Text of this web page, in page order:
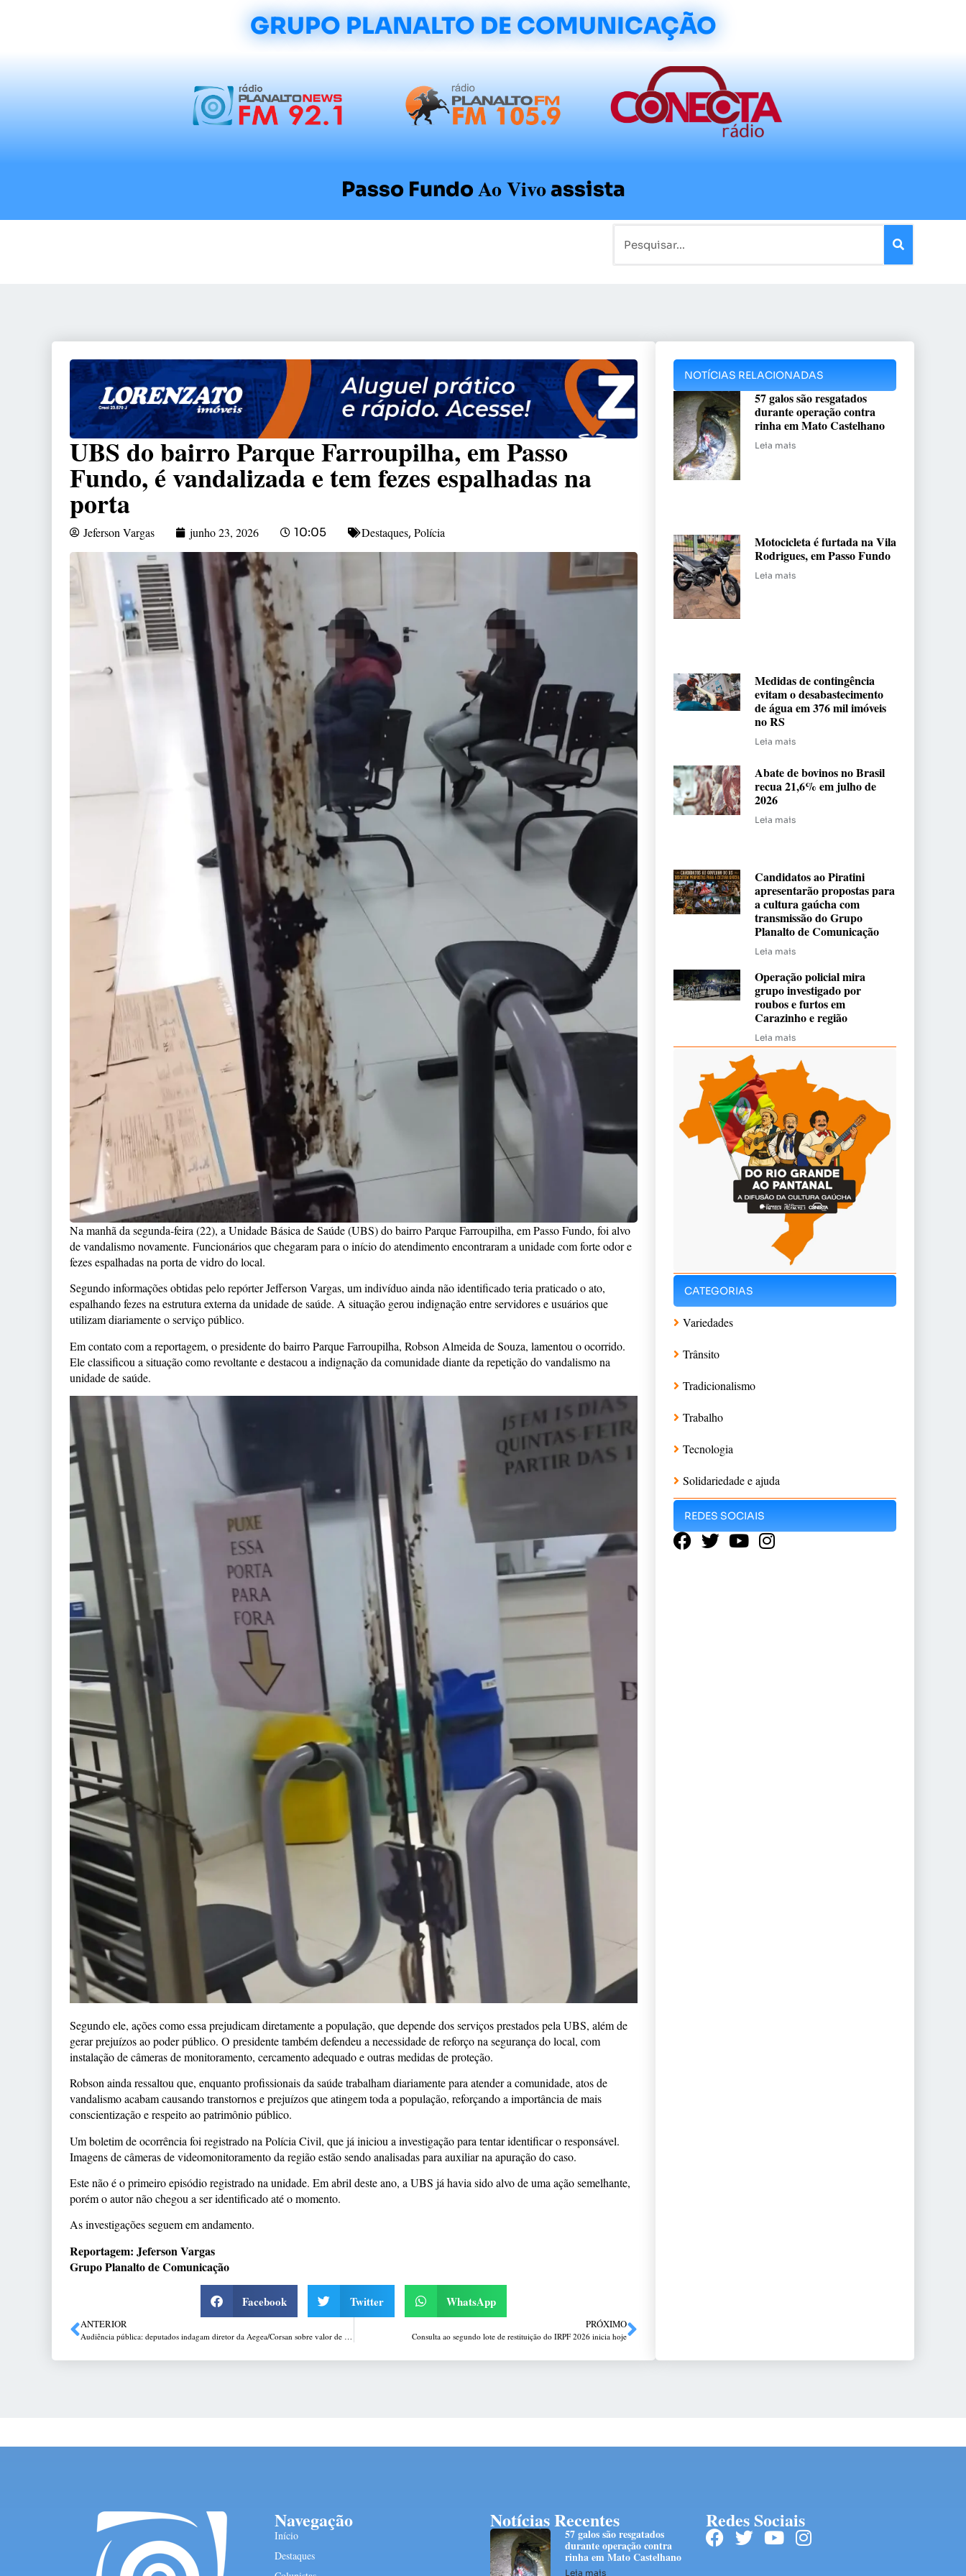
GRUPO PLANALTO DE COMUNICAÇÃO
Passo FundoAo Vivoassista
UBS do bairro Parque Farroupilha, em Passo
Fundo, é vandalizada e tem fezes espalhadas na
porta
Jeferson Vargas junho 23, 2026 10:05 Destaques, Polícia
Na manhã da segunda-feira (22), a Unidade Básica de Saúde (UBS) do bairro Parque Farroupilha, em Passo Fundo, foi alvo
de vandalismo novamente. Funcionários que chegaram para o início do atendimento encontraram a unidade com forte odor e
fezes espalhadas na porta de vidro do local.
Segundo informações obtidas pelo repórter Jefferson Vargas, um indivíduo ainda não identificado teria praticado o ato,
espalhando fezes na estrutura externa da unidade de saúde. A situação gerou indignação entre servidores e usuários que
utilizam diariamente o serviço público.
Em contato com a reportagem, o presidente do bairro Parque Farroupilha, Robson Almeida de Souza, lamentou o ocorrido.
Ele classificou a situação como revoltante e destacou a indignação da comunidade diante da repetição do vandalismo na
unidade de saúde.
Segundo ele, ações como essa prejudicam diretamente a população, que depende dos serviços prestados pela UBS, além de
gerar prejuízos ao poder público. O presidente também defendeu a necessidade de reforço na segurança do local, com
instalação de câmeras de monitoramento, cercamento adequado e outras medidas de proteção.
Robson ainda ressaltou que, enquanto profissionais da saúde trabalham diariamente para atender a comunidade, atos de
vandalismo acabam causando transtornos e prejuízos que atingem toda a população, reforçando a importância de mais
conscientização e respeito ao patrimônio público.
Um boletim de ocorrência foi registrado na Polícia Civil, que já iniciou a investigação para tentar identificar o responsável.
Imagens de câmeras de videomonitoramento da região estão sendo analisadas para auxiliar na apuração do caso.
Este não é o primeiro episódio registrado na unidade. Em abril deste ano, a UBS já havia sido alvo de uma ação semelhante,
porém o autor não chegou a ser identificado até o momento.
As investigações seguem em andamento.
Reportagem: Jeferson Vargas
Grupo Planalto de Comunicação
Facebook Twitter WhatsApp
ANTERIOR
Audiência pública: deputados indagam diretor da Aegea/Corsan sobre valor de tarifas de água e esgoto no RS
PRÓXIMO
Consulta ao segundo lote de restituição do IRPF 2026 inicia hoje
NOTÍCIAS RELACIONADAS
57 galos são resgatados
durante operação contra
rinha em Mato Castelhano
Leia mais
Motocicleta é furtada na Vila
Rodrigues, em Passo Fundo
Leia mais
Medidas de contingência
evitam o desabastecimento
de água em 376 mil imóveis
no RS
Leia mais
Abate de bovinos no Brasil
recua 21,6% em julho de
2026
Leia mais
Candidatos ao Piratini
apresentarão propostas para
a cultura gaúcha com
transmissão do Grupo
Planalto de Comunicação
Leia mais
Operação policial mira
grupo investigado por
roubos e furtos em
Carazinho e região
Leia mais
CATEGORIAS
Variedades
Trânsito
Tradicionalismo
Trabalho
Tecnologia
Solidariedade e ajuda
REDES SOCIAIS
Navegação
Início
Destaques
Notícias Recentes
57 galos são resgatados
durante operação contra
rinha em Mato Castelhano
Leia mais
Redes Sociais